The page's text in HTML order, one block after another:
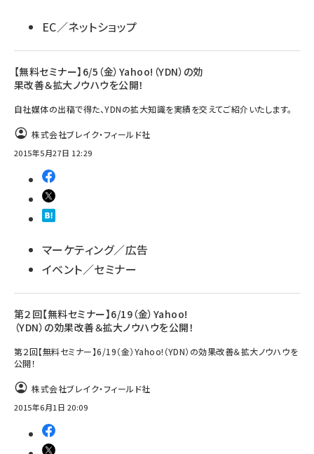
EC／ネットショップ
【無料セミナー】6/5（金）Yahoo!（YDN）の効
果改善＆拡大ノウハウを公開！
自社媒体の出稿で得た、YDNの拡大知識を実績を交えてご紹介いたします。
株式会社ブレイク・フィールド社
2015年5月27日 12:29
マーケティング／広告
イベント／セミナー
第２回【無料セミナー】6/19（金）Yahoo!
（YDN）の効果改善＆拡大ノウハウを公開！
第２回【無料セミナー】6/19（金）Yahoo!（YDN）の効果改善＆拡大ノウハウを
公開！
株式会社ブレイク・フィールド社
2015年6月1日 20:09